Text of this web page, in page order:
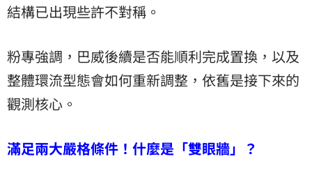
結構已出現些許不對稱。
粉專強調，巴威後續是否能順利完成置換，以及
整體環流型態會如何重新調整，依舊是接下來的
觀測核心。
滿足兩大嚴格條件！什麼是「雙眼牆」？